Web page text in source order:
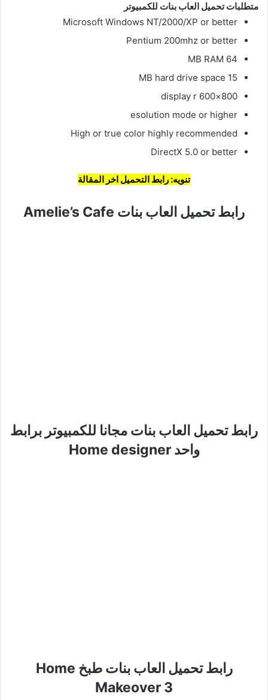
متطلبات تحميل العاب بنات للكمبيوتر
Microsoft Windows NT/2000/XP or better
Pentium 200mhz or better
64 MB RAM
15 MB hard drive space
800×600 display r
esolution mode or higher
High or true color highly recommended
DirectX 5.0 or better
تنويه: رابط التحميل اخر المقالة
رابط تحميل العاب بنات Amelie’s Cafe
رابط تحميل العاب بنات مجانا للكمبيوتر برابط
واحد Home designer
رابط تحميل العاب بنات طبخ Home
Makeover 3